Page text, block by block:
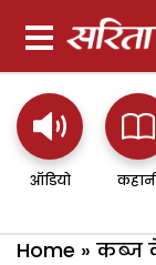
ऑडियो
Home » कब्ज